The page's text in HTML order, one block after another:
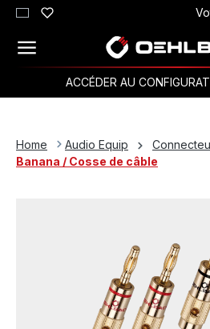
Passer au contenu principal
ACCÉDER AU
Home Audio Equip
Banana / Cosse de câble